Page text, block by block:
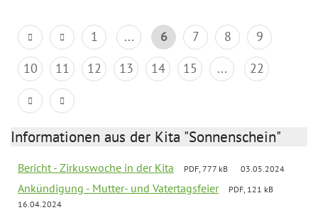
1 ... 6 7 8
9
10
11 12 13 14 15 ... 22
Informationen aus der Kita "Sonnenschein"
Bericht - Zirkuswoche in der Kita PDF, 777 kB 03.05.2024
Ankündigung - Mutter- und Vatertagsfeier
PDF, 121 kB
16.04.2024